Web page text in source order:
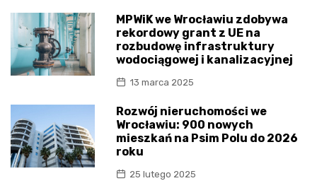
MPWiK we Wrocławiu zdobywa
rekordowy grant z UE na
rozbudowę infrastruktury
wodociągowej i kanalizacyjnej
13 marca 2025
Rozwój nieruchomości we
Wrocławiu: 900 nowych
mieszkań na Psim Polu do 2026
roku
25 lutego 2025